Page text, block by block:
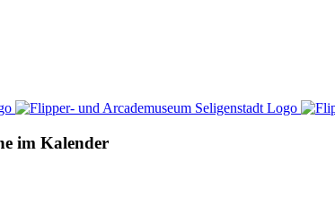
im Kalender